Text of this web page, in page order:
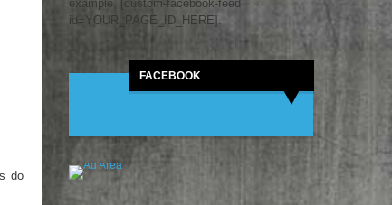
do
example, [custom-facebook-feed
id=YOUR_PAGE_ID_HERE].
FACEBOOK